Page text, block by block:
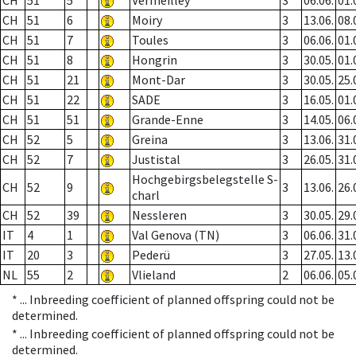
CH
51 6 Moiry 3 13.06.
CH
51 7 Toules 3 06.06.
CH
51 8 Hongrin 3 30.05.
CH
51 21 Mont-Dar 3 30.05.
CH
51 22 SADE 3 16.05.
CH
51 51 Grande-Enne 3 14.05.
CH
52 5 Greina 3 13.06.
CH
52 7 Justistal 3 26.05.
CH
52 9
Hochgebirgsbelegstelle S-
charl
3 13.06.
CH
52 39 Nessleren 3 30.05.
IT
4 1 Val Genova (TN) 3 06.06.
IT
20 3 Pederü 3 27.05.
NL 55 2 Vlieland 2 06.06.
* ... Inbreeding coefficient of planned offspring could not be
determined.
* ... Inbreeding coefficient of planned offspring could not be
determined.